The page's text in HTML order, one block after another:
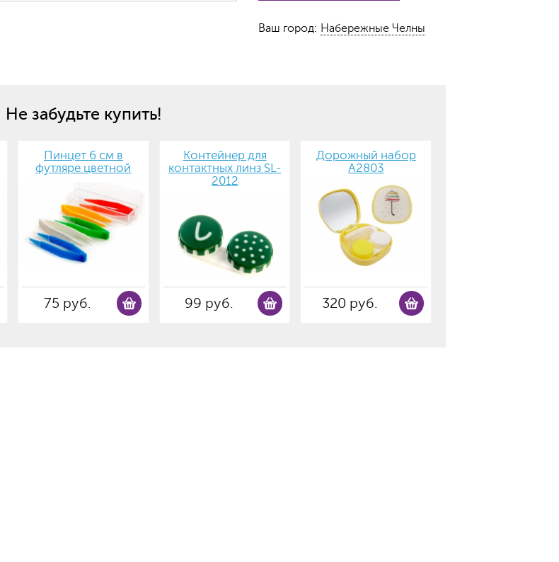
Ваш город: Набережные Челны
Не забудьте купить!
Пинцет 6 см в
футляре цветной
75 руб.
Контейнер для
контактных линз SL-
2012
99 руб.
Дорожный набор
А2803
320 руб.